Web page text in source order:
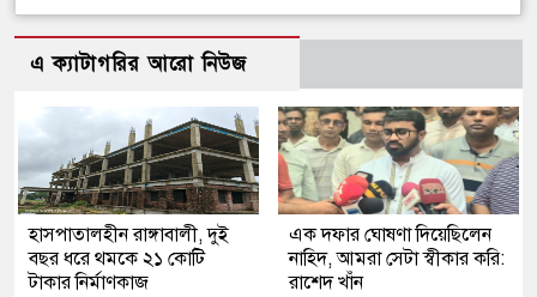
এ ক্যাটাগরির আরো নিউজ
হাসপাতালহীন রাঙ্গাবালী, দুই
বছর ধরে থমকে ২১ কোটি
টাকার নির্মাণকাজ
এক দফার ঘোষণা দিয়েছিলেন
নাহিদ, আমরা সেটা স্বীকার করি:
রাশেদ খাঁন